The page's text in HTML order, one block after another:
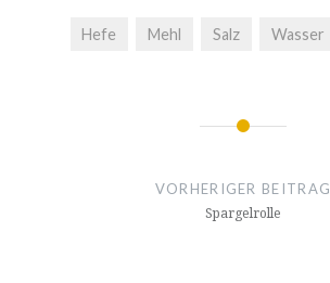
Hefe Mehl Salz Wasser
NavigationVORHERIGER BEITRAG
Spargelrolle